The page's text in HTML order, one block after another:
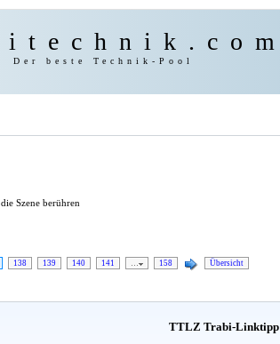
Der beste Technik-Pool
Szene berühren
138 139 140 141 … 158 Übersicht
TTLZ Trabi-Linktipp